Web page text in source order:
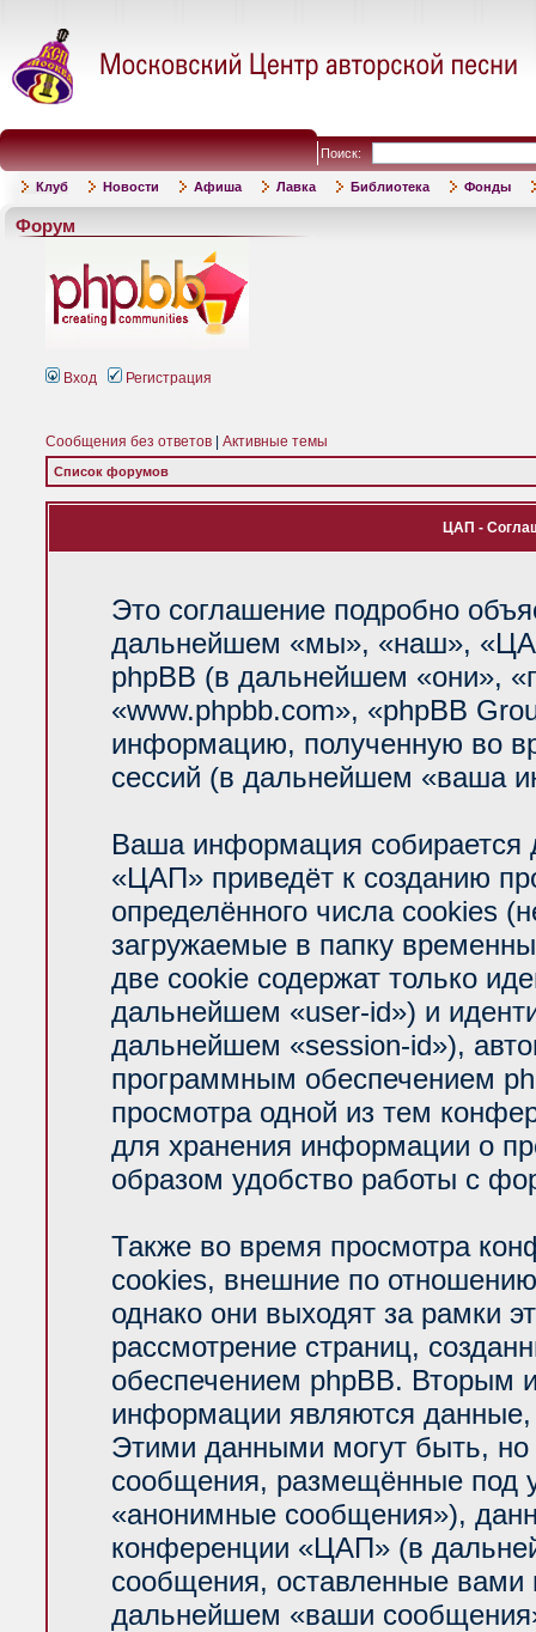
Поиск:
Клуб Новости Афиша Лавка Библиотека Фонды
Форум
Вход Регистрация
Сообщения без ответов Активные темы
Список форумов
ЦАП -
Это соглашение подробно
дальнейшем «мы», «наш»,
phpBB (в дальнейшем «они»,
«www.phpbb.com», «phpBB
информацию, полученную во
сессий (в дальнейшем «ваша
Ваша информация собирается
«ЦАП» приведёт к созданию
определённого числа cookies
загружаемые в папку
две cookie содержат только
дальнейшем «user-id») и
дальнейшем «session-id»),
программным обеспечением
просмотра одной из тем
для хранения информации о
образом удобство работы с
Также во время просмотра
cookies, внешние по
однако они выходят за рамки
рассмотрение страниц,
обеспечением phpBB. Вторым
информации являются
Этими данными могут быть,
сообщения, размещённые под
«анонимные сообщения»),
конференции «ЦАП» (в
сообщения, оставленные вами
дальнейшем «ваши